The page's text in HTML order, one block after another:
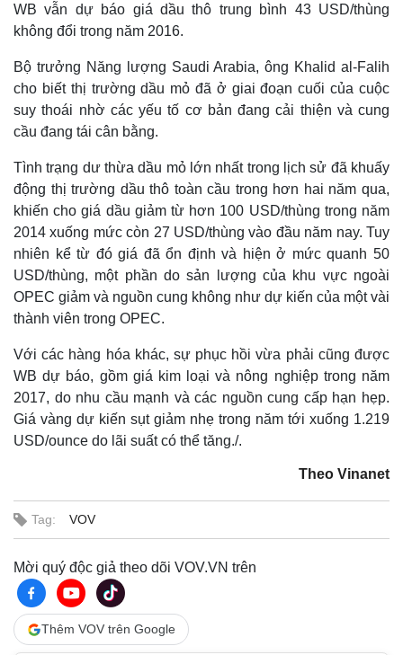
Thế giới
Quan sát
WB vẫn dự báo giá dầu thô trung bình 43 USD/thùng
không đổi trong năm 2016.
Bộ trưởng Năng lượng Saudi Arabia, ông Khalid al-Falih
cho biết thị trường dầu mỏ đã ở giai đoạn cuối của cuộc
suy thoái nhờ các yếu tố cơ bản đang cải thiện và cung
cầu đang tái cân bằng.
Tình trạng dư thừa dầu mỏ lớn nhất trong lịch sử đã khuấy
động thị trường dầu thô toàn cầu trong hơn hai năm qua,
khiến cho giá dầu giảm từ hơn 100 USD/thùng trong năm
2014 xuống mức còn 27 USD/thùng vào đầu năm nay. Tuy
nhiên kể từ đó giá đã ổn định và hiện ở mức quanh 50
USD/thùng, một phần do sản lượng của khu vực ngoài
OPEC giảm và nguồn cung không như dự kiến của một vài
thành viên trong OPEC.
Với các hàng hóa khác, sự phục hồi vừa phải cũng được
WB dự báo, gồm giá kim loại và nông nghiệp trong năm
2017, do nhu cầu mạnh và các nguồn cung cấp hạn hẹp.
Giá vàng dự kiến sụt giảm nhẹ trong năm tới xuống 1.219
USD/ounce do lãi suất có thể tăng./.
Theo Vinanet
Tag: VOV
Mời quý độc giả theo dõi VOV.VN trên
Thêm VOV trên Google